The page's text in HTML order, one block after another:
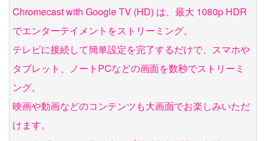
Chromecast with Google TV (HD) は、最大 1080p HDR
でエンターテイメントをストリーミング。
テレビに接続して簡単設定を完了するだけで、スマホや
タブレット、ノートPCなどの画面を数秒でストリーミ
ング。
映画や動画などのコンテンツも大画面でお楽しみいただ
けます。